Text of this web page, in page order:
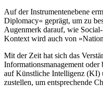
Auf der Instrumentenebene
Diplomacy« geprägt, um zu
Augenmerk darauf, wie
Kontext wird auch von
Mit der Zeit hat sich das
Informationsmanagement
auf Künstliche Intelligenz (KI)
zustellen, um entsprechende